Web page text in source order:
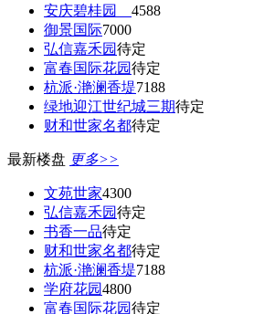
安庆碧桂园 4588
御景国际7000
弘信嘉禾园待定
富春国际花园待定
杭派·滟澜香堤7188
绿地迎江世纪城三期待定
财和世家名都待定
最新楼盘 更多>>
文苑世家4300
弘信嘉禾园待定
书香一品待定
财和世家名都待定
杭派·滟澜香堤7188
学府花园4800
富春国际花园待定